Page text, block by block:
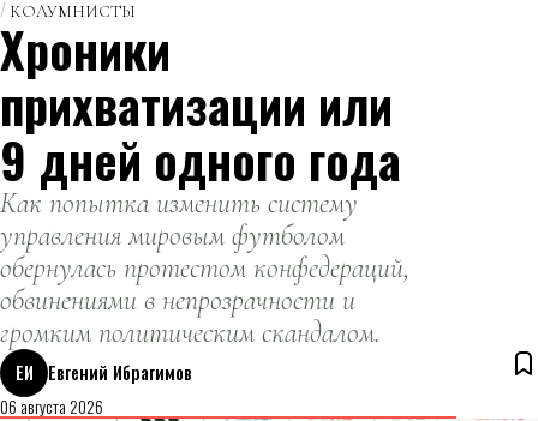
КОЛУМНИСТЫ
Хроники
прихватизации или
9 дней одного года
Как попытка изменить систему
управления мировым футболом
обернулась протестом конфедераций,
обвинениями в непрозрачности и
громким политическим скандалом.
ЕИ
Евгений Ибрагимов
06 августа 2026